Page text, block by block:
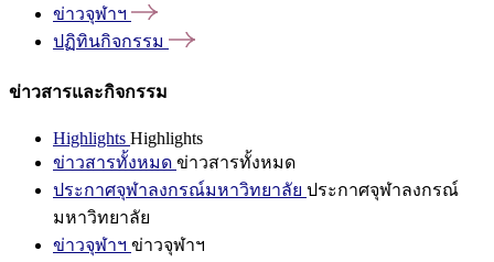
ข่าวจุฬาฯ
ปฏิทินกิจกรรม
ข่าวสารและกิจกรรม
Highlights Highlights
ข่าวสารทั้งหมด ข่าวสารทั้งหมด
ประกาศจุฬาลงกรณ์มหาวิทยาลัย ประกาศจุฬาลงกรณ์
มหาวิทยาลัย
ข่าวจุฬาฯ ข่าวจุฬาฯ